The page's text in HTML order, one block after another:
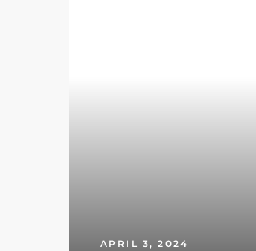
APRIL 3, 2024